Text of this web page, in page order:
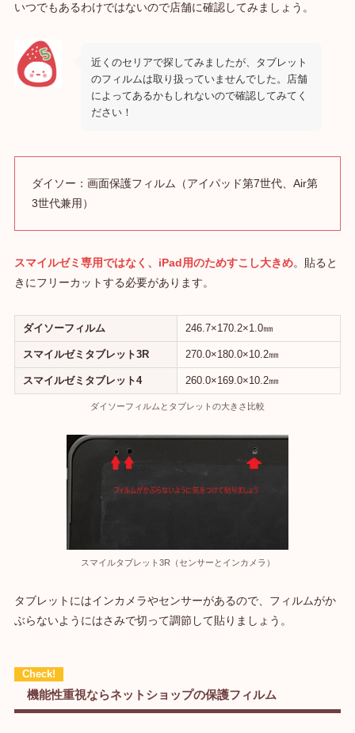
いつでもあるわけではないので店舗に確認してみましょう。
近くのセリアで探してみましたが、タブレット
のフィルムは取り扱っていませんでした。店舗
によってあるかもしれないので確認してみてく
ださい！
ダイソー：画面保護フィルム（アイパッド第7世代、Air第
3世代兼用）
スマイルゼミ専用ではなく、iPad用のためすこし大きめ。貼ると
きにフリーカットする必要があります。
ダイソーフィルム 246.7×170.2×1.0㎜
スマイルゼミタブレット3R 270.0×180.0×10.2㎜
スマイルゼミタブレット4 260.0×169.0×10.2㎜
ダイソーフィルムとタブレットの大きさ比較
スマイルタブレット3R（センサーとインカメラ）
タブレットにはインカメラやセンサーがあるので、フィルムがか
ぶらないようにはさみで切って調節して貼りましょう。
機能性重視ならネットショップの保護フィルム